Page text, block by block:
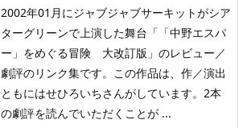
2002年01月にジャブジャブサーキットがシア
ターグリーンで上演した舞台「「中野エスパ
ー」をめぐる冒険 大改訂版」のレビュー／
劇評のリンク集です。この作品は、作／演出
ともにはせひろいちさんがしています。2本
の劇評を読んでいただくことが ...